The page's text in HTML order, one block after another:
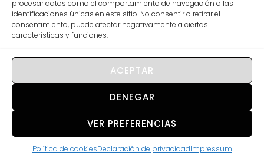
procesar datos como el comportamiento de navegación o las
identificaciones únicas en este sitio. No consentir o retirar el
consentimiento, puede afectar negativamente a ciertas
características y funciones.
ACEPTAR
DENEGAR
VER PREFERENCIAS
Política de cookiesDeclaración de privacidadImpressum
976 568 074
correo@barbed.es
L-V 10:00-13:30 / 16:30-20:00
© 2026 Barbed Joven. All rights reserved.